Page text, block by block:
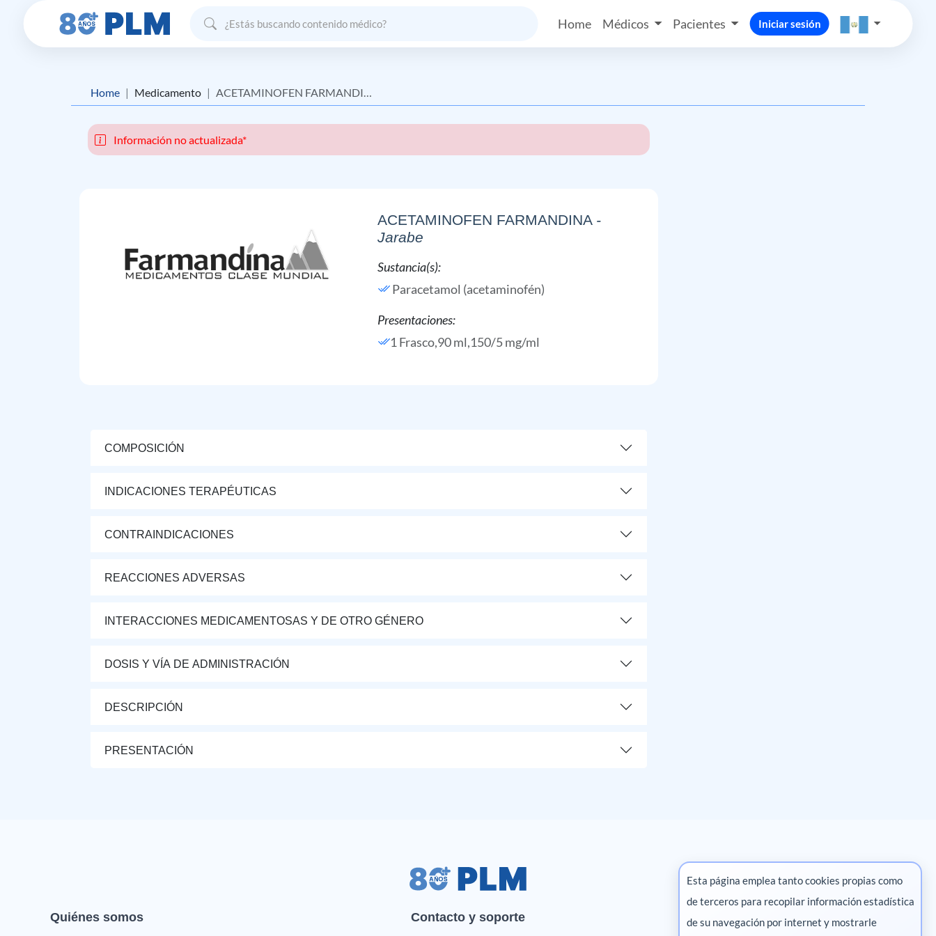
Home Médicos Pacientes Iniciar sesión
Home Medicamento ACETAMINOFEN FARMANDINA
Información no actualizada*
ACETAMINOFEN FARMANDINA -
Jarabe
Sustancia(s):
Paracetamol (acetaminofén)
Presentaciones:
1 Frasco,90 ml,150/5 mg/ml
COMPOSICIÓN
INDICACIONES TERAPÉUTICAS
CONTRAINDICACIONES
REACCIONES ADVERSAS
INTERACCIONES MEDICAMENTOSAS Y DE OTRO GÉNERO
DOSIS Y VÍA DE ADMINISTRACIÓN
DESCRIPCIÓN
PRESENTACIÓN
Quiénes somos Contacto y soporte Marketing digital
Esta página emplea tanto cookies propias como
de terceros para recopilar información estadística
de su navegación por internet y mostrarle